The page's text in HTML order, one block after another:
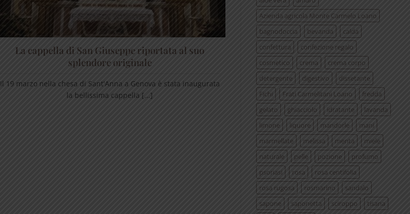
La cappella di San Giuseppe riportata al suo
splendore originale
Il 19 marzo nella chesa di Sant'Anna a Genova è stata inaugurata
la bellissima cappella [...]
Azienda agricola Monte Carmelo Loano
bagnodoccia
bevanda
calda
confettura
confezione regalo
cosmetico
crema
crema corpo
detergente
digestivo
dissetante
Fichi
Frati Carmelitani Loano
fredda
gelato
ghiacciolo idratante
lavanda
limone
liquore mandorle
mani
marmellate
melissa menta
miele
naturale
pelle pozione
profumo
psoriasi
rosa
rosa centifolia
rosa rugosa
rosmarino
sandalo
sapone
saponetta sciroppo
tisana